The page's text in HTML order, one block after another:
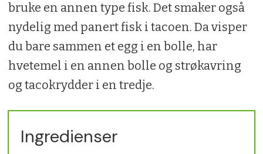
bruke en annen type fisk. Det smaker også
nydelig med panert fisk i tacoen. Da visper
du bare sammen et egg i en bolle, har
hvetemel i en annen bolle og strøkavring
og tacokrydder i en tredje.
Ingredienser